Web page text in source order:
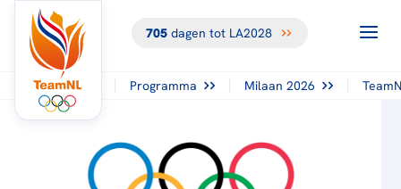
705dagen tot LA2028
Programma Milaan 2026